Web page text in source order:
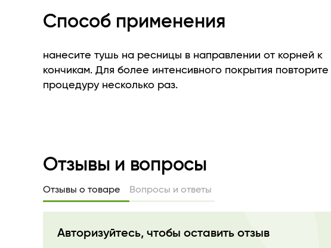
Способ применения
нанесите тушь на ресницы в направлении от корней к
кончикам. Для более интенсивного покрытия повторите
процедуру несколько раз.
Отзывы и вопросы
Отзывы о товаре Вопросы и ответы
Авторизуйтесь, чтобы оставить отзыв